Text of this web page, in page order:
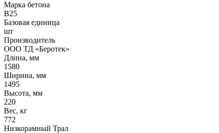
Марка бетона
B25
Базовая единица
шт
Производитель
ООО ТД «Беротек»
Длина, мм
1580
Ширина, мм
1495
Высота, мм
220
Вес, кг
772
Низкорамный Трал